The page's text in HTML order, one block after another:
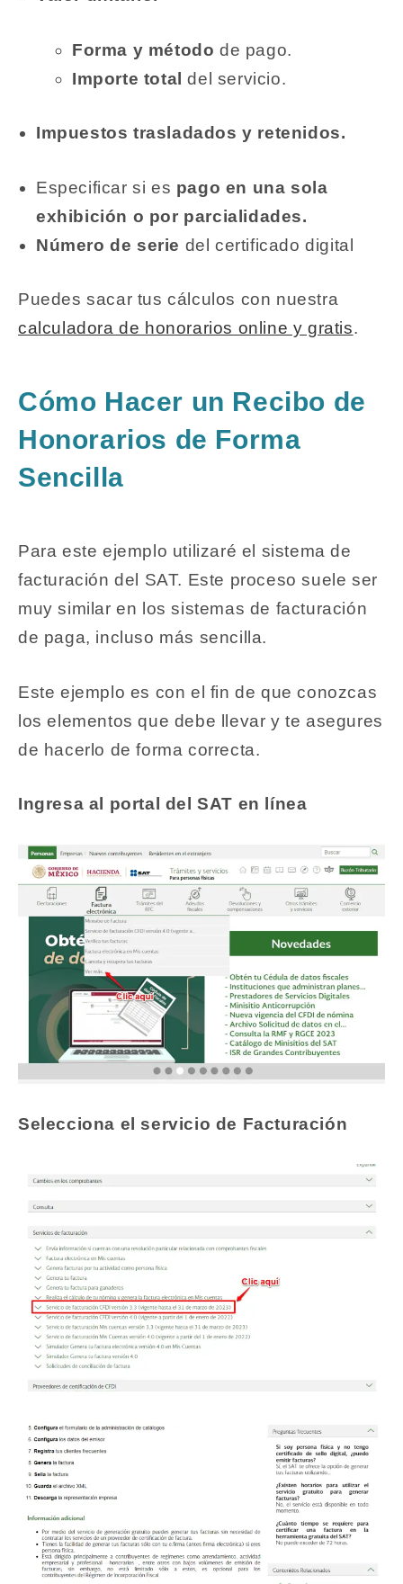
Forma y método de pago.
Importe totaldel servicio.
Impuestos trasladados y retenidos.
Especificar si es pago en una sola
exhibición o por parcialidades.
Número de serie del certificado digital
Puedes sacar tus cálculos con nuestra
calculadora de honorarios online y gratis.
Cómo Hacer un Recibo de
Honorarios de Forma
Sencilla
Para este ejemplo utilizaré el sistema de
facturación del SAT. Este proceso suele ser
muy similar en los sistemas de facturación
de paga, incluso más sencilla.
Este ejemplo es con el fin de que conozcas
los elementos que debe llevar y te asegures
de hacerlo de forma correcta.
Ingresa al portal del SAT en línea
Selecciona el servicio de Facturación